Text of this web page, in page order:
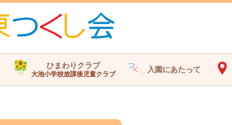
ひまわりクラブ
大池小学校放課後児童クラブ 入園にあたって